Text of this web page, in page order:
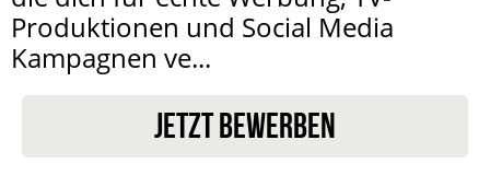
Produktionen und Social Media
Kampagnen ve...
JETZT BEWERBEN